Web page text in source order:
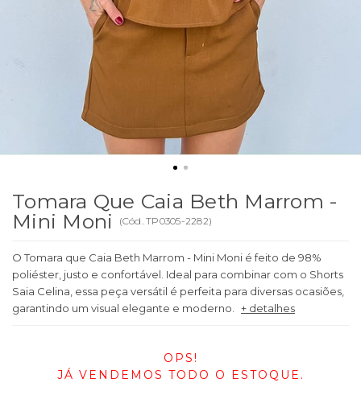
Tomara Que Caia Beth Marrom -
Mini Moni
(Cód. TP0305-2282)
O Tomara que Caia Beth Marrom - Mini Moni é feito de 98%
poliéster, justo e confortável. Ideal para combinar com o Shorts
Saia Celina, essa peça versátil é perfeita para diversas ocasiões,
garantindo um visual elegante e moderno.
+ detalhes
OPS!
JÁ VENDEMOS TODO O ESTOQUE.